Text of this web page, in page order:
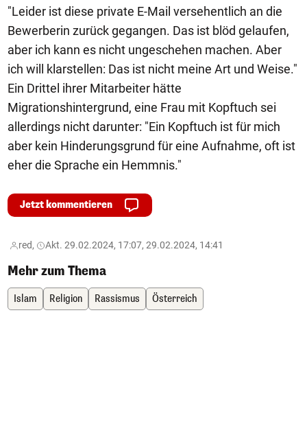
"Leider ist diese private E-Mail versehentlich an die
Bewerberin zurück gegangen. Das ist blöd gelaufen,
aber ich kann es nicht ungeschehen machen. Aber
ich will klarstellen: Das ist nicht meine Art und Weise."
Ein Drittel ihrer Mitarbeiter hätte
Migrationshintergrund, eine Frau mit Kopftuch sei
allerdings nicht darunter: "Ein Kopftuch ist für mich
aber kein Hinderungsgrund für eine Aufnahme, oft ist
eher die Sprache ein Hemmnis."
Jetzt kommentieren
red, Akt. 29.02.2024, 17:07, 29.02.2024, 14:41
Mehr zum Thema
Islam Religion Rassismus Österreich